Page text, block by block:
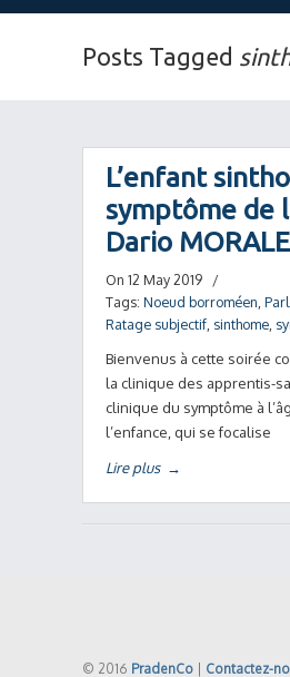
Posts Tagged
L’enfant
symptôme de
Dario
On 12 May 2019
/
Tags: Noeud borroméen
Ratage subjectif sinthome
Bienvenus à cette soirée
la clinique des apprentis-
clinique du symptôme à
l’enfance, qui se focalise
Lire plus →
© 2016 PradenCo Contactez-